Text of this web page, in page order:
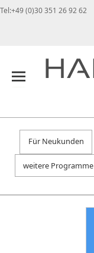
Tel:+49 (0)30 351 26 92 62
Für Neukunden
weitere